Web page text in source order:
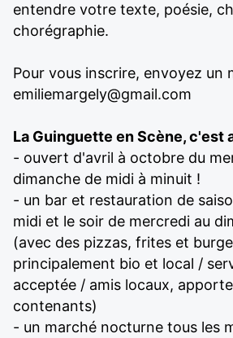
entendre votre texte, poésie,
chorégraphie.
Pour vous inscrire, envoyez un
emiliemargely@gmail.com
La Guinguette en Scène, c'est
- ouvert d'avril à octobre du
dimanche de midi à minuit !
- un bar et restauration de
midi et le soir de mercredi au
(avec des pizzas, frites et
principalement bio et local /
acceptée / amis locaux,
contenants)
- un marché nocturne tous les